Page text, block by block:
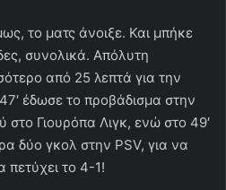
το ματς άνοιξε. Και μπήκε
συνολικά. Απόλυτη
από 25 λεπτά για την
έδωσε το προβάδισμα στην
στο Γιουρόπα Λιγκ, ενώ στο 49′
δύο γκολ στην PSV, για να
πετύχει το 4-1!